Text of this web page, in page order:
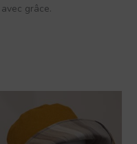
grâce.